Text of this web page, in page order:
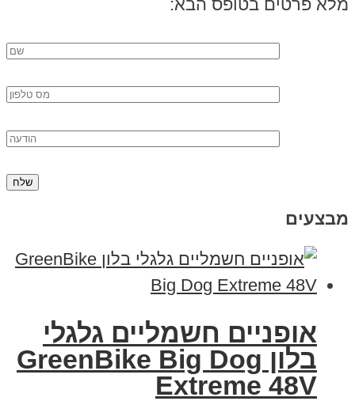
מלא פרטים בטופס הבא:
מבצעים
אופניים חשמליים גלגלי
בלון GreenBike Big Dog
Extreme 48V